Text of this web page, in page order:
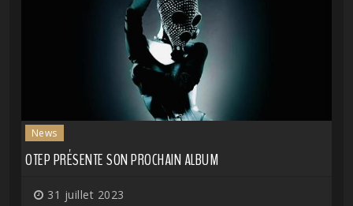
News
OTEP PRÉSENTE SON PROCHAIN ALBUM
31 juillet 2023